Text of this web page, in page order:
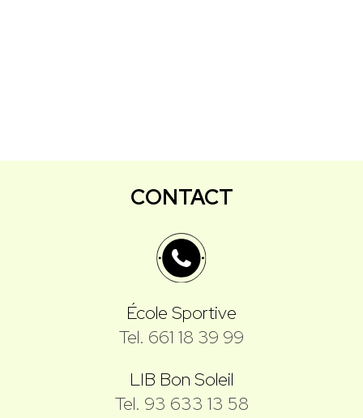
CONTACT
École Sportive
Tel. 661 18 39 99
LIB Bon Soleil
Tel. 93 633 13 58